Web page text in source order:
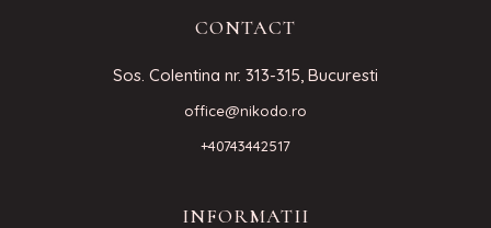
CONTACT
Sos. Colentina nr. 313-315, Bucuresti
office@nikodo.ro
+40743442517
INFORMATII